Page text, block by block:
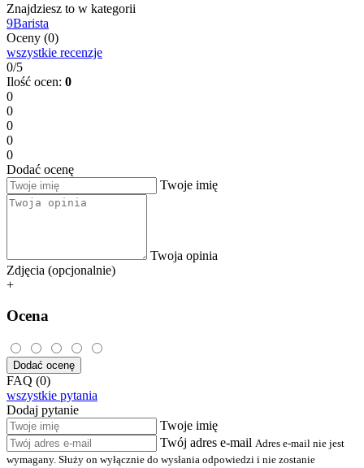
Znajdziesz to w kategorii
9Barista
Oceny (0)
wszystkie recenzje
0/5
Ilość ocen: 0
0
0
0
0
0
Dodać ocenę
Twoje imię
Twoja opinia
Zdjęcia (opcjonalnie)
+
Ocena
Dodać ocenę
FAQ (0)
wszystkie pytania
Dodaj pytanie
Twoje imię
Twój adres e-mail Adres e-mail nie jest
wymagany. Służy on wyłącznie do wysłania odpowiedzi i nie zostanie